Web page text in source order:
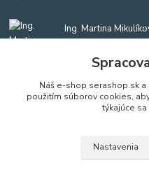
Ing. Martina
(Po-Pia, 8-16 hod.)
akvaria@akvaria.sk
Náš e-shop serashop.sk
použitím súborov cookies,
týkajúce sa
Nastavenia